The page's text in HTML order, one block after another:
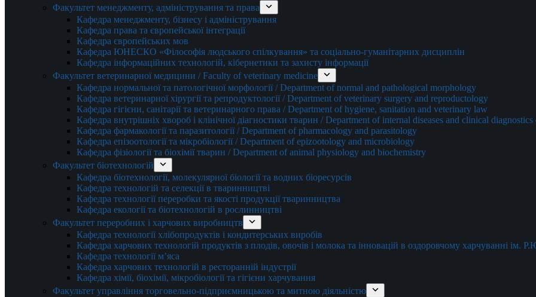
Факультет менеджменту, адміністрування та права
Кафедра менеджменту, бізнесу і адміністрування
Кафедра права та європейської інтеграції
Кафедра європейських мов
Кафедра ЮНЕСКО «Філософія людського спілкування» та соціально-гуманітарних дисциплін
Кафедра інформаційних технологій, кібернетики та захисту інформації
Факультет ветеринарної медицини / Faculty of veterinary medicine
Кафедра нормальної та патологічної морфології / Department of normal and pathological morphology
Кафедра ветеринарної хірургії та репродуктології / Department of veterinary surgery and reproductology
Кафедра гігієни, санітарії та ветеринарного права / Department of hygiene, sanitation and veterinary law
Кафедра внутрішніх хвороб і клінічної діагностики тварин / Department of internal diseases and clinical
Кафедра фармакології та паразитології / Department of pharmacology and parasitology
Кафедра епізоотології та мікробіології / Department of epizootology and microbiology
Кафедра фізіології та біохімії тварин / Department of animal physiology and biochemistry
Факультет біотехнологій
Кафедра біотехнології, молекулярної біології та водних біоресурсів
Кафедра технологій та селекції в тваринництві
Кафедра технології переробки та якості продукції тваринництва
Кафедра екології та біотехнологій в рослинництві
Факультет переробних і харчових виробництв
Кафедра технології хлібопродуктів і кондитерських виробів
Кафедра харчових технологій продуктів з плодів, овочів і молока та інновацій в оздоровчому харчуванні ім.
Кафедра технології м’яса
Кафедра харчових технологій в ресторанній індустрії
Кафедра хімії, біохімії, мікробіології та гігієни харчування
Факультет управління торговельно-підприємницькою та митною діяльністю